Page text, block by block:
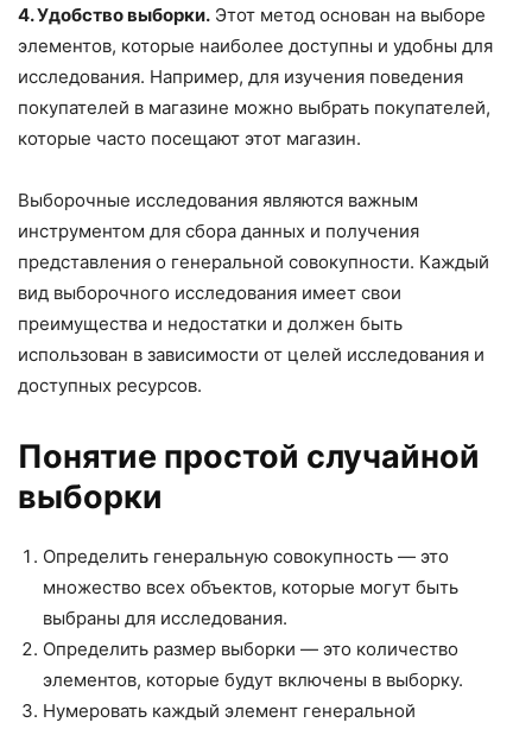
4. Удобство выборки. Этот метод основан на выборе
элементов, которые наиболее доступны и удобны для
исследования. Например, для изучения поведения
покупателей в магазине можно выбрать покупателей,
которые часто посещают этот магазин.
Выборочные исследования являются важным
инструментом для сбора данных и получения
представления о генеральной совокупности. Каждый
вид выборочного исследования имеет свои
преимущества и недостатки и должен быть
использован в зависимости от целей исследования и
доступных ресурсов.
Понятие простой случайной
выборки
Определить генеральную совокупность — это
множество всех объектов, которые могут быть
выбраны для исследования.
Определить размер выборки — это количество
элементов, которые будут включены в выборку.
Нумеровать каждый элемент генеральной